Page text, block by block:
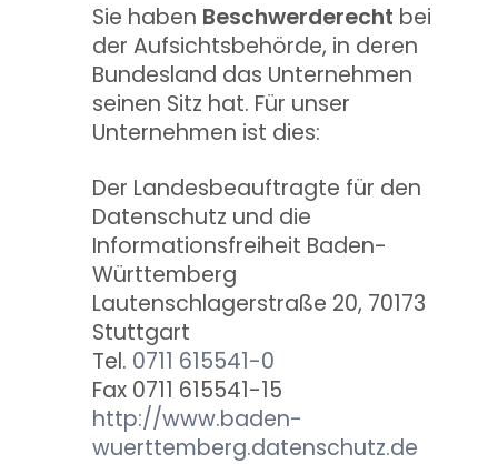
Sie haben Beschwerderecht bei
der Aufsichtsbehörde, in deren
Bundesland das Unternehmen
seinen Sitz hat. Für unser
Unternehmen ist dies:
Der Landesbeauftragte für den
Datenschutz und die
Informationsfreiheit Baden-
Württemberg
Lautenschlagerstraße 20, 70173
Stuttgart
Tel. 0711 615541-0
Fax 0711 615541-15
http://www.baden-
wuerttemberg.datenschutz.de